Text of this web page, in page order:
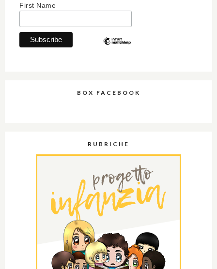
First Name
BOX FACEBOOK
RUBRICHE